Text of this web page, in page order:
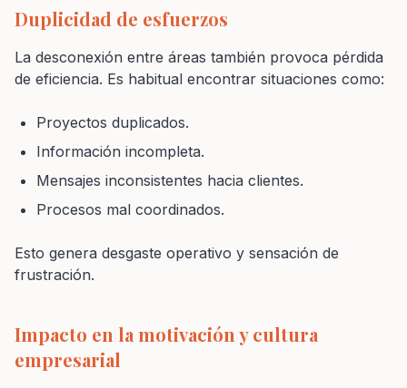
Duplicidad de esfuerzos
La desconexión entre áreas también provoca pérdida
de eficiencia. Es habitual encontrar situaciones como:
Proyectos duplicados.
Información incompleta.
Mensajes inconsistentes hacia clientes.
Procesos mal coordinados.
Esto genera desgaste operativo y sensación de
frustración.
Impacto en la motivación y cultura
empresarial